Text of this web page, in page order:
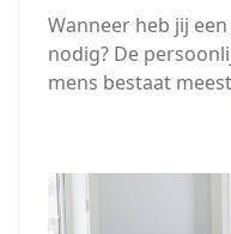
Wanneer heb jij
nodig? De
mens bestaat